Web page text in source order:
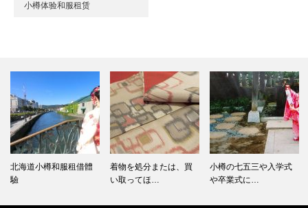
小樽体验和服租赁
北海道小樽和服租借體
驗
着物を処分または、買
い取ってほ…
小樽の七五三や入学式
や卒業式に…